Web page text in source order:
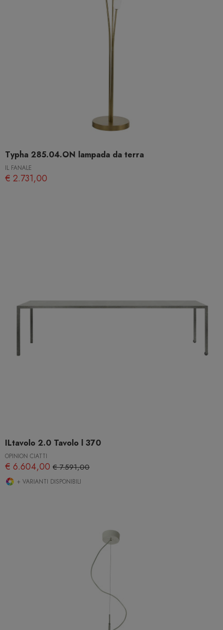
Typha 285.04.ON lampada da terra
IL FANALE
€ 2.731,00
ILtavolo 2.0 Tavolo l 370
OPINION CIATTI
€ 6.604,00 € 7.591,00
+ VARIANTI DISPONIBILI